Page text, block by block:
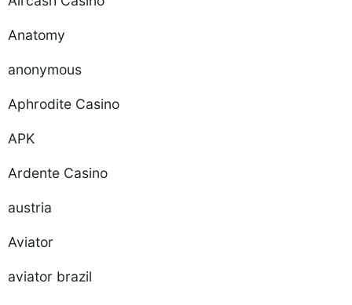
Anatomy
anonymous
Aphrodite Casino
APK
Ardente Casino
austria
Aviator
aviator brazil